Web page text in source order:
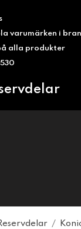
varumärken i
alla produkter
/